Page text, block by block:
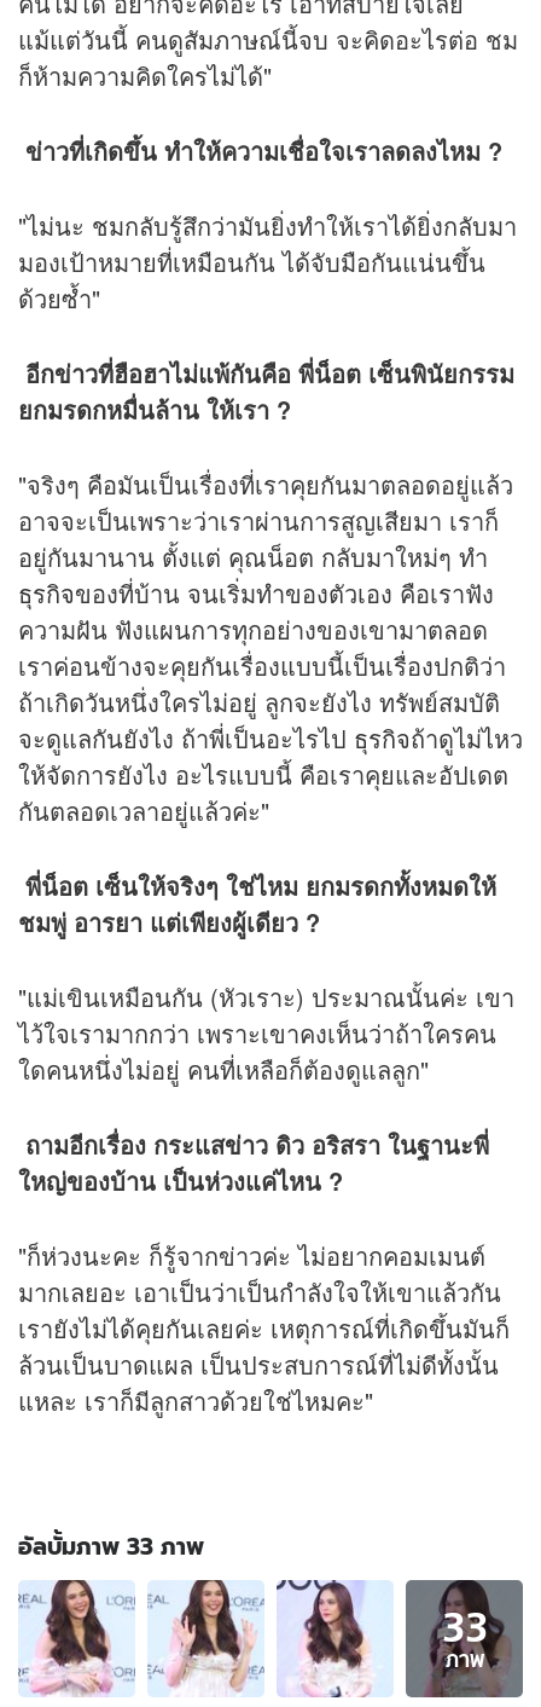
แม้แต่วันนี้ คนดูสัมภาษณ์นี้จบ จะคิดอะไรต่อ ชม
ก็ห้ามความคิดใครไม่ได้"
ข่าวที่เกิดขึ้น ทำให้ความเชื่อใจเราลดลงไหม ?
"ไม่นะ ชมกลับรู้สึกว่ามันยิ่งทำให้เราได้ยิ่งกลับมา
มองเป้าหมายที่เหมือนกัน ได้จับมือกันแน่นขึ้น
ด้วยซ้ำ"
อีกข่าวที่ฮือฮาไม่แพ้กันคือ พี่น็อต เซ็นพินัยกรรม
ยกมรดกหมื่นล้าน ให้เรา ?
"จริงๆ คือมันเป็นเรื่องที่เราคุยกันมาตลอดอยู่แล้ว
อาจจะเป็นเพราะว่าเราผ่านการสูญเสียมา เราก็
อยู่กันมานาน ตั้งแต่ คุณน็อต กลับมาใหม่ๆ ทำ
ธุรกิจของที่บ้าน จนเริ่มทำของตัวเอง คือเราฟัง
ความฝัน ฟังแผนการทุกอย่างของเขามาตลอด
เราค่อนข้างจะคุยกันเรื่องแบบนี้เป็นเรื่องปกติว่า
ถ้าเกิดวันหนึ่งใครไม่อยู่ ลูกจะยังไง ทรัพย์สมบัติ
จะดูแลกันยังไง ถ้าพี่เป็นอะไรไป ธุรกิจถ้าดูไม่ไหว
ให้จัดการยังไง อะไรแบบนี้ คือเราคุยและอัปเดต
กันตลอดเวลาอยู่แล้วค่ะ"
พี่น็อต เซ็นให้จริงๆ ใช่ไหม ยกมรดกทั้งหมดให้
ชมพู่ อารยา แต่เพียงผู้เดียว ?
"แม่เขินเหมือนกัน (หัวเราะ) ประมาณนั้นค่ะ เขา
ไว้ใจเรามากกว่า เพราะเขาคงเห็นว่าถ้าใครคน
ใดคนหนึ่งไม่อยู่ คนที่เหลือก็ต้องดูแลลูก"
ถามอีกเรื่อง กระแสข่าว ดิว อริสรา ในฐานะพี่
ใหญ่ของบ้าน เป็นห่วงแค่ไหน ?
"ก็ห่วงนะคะ ก็รู้จากข่าวค่ะ ไม่อยากคอมเมนต์
มากเลยอะ เอาเป็นว่าเป็นกำลังใจให้เขาแล้วกัน
เรายังไม่ได้คุยกันเลยค่ะ เหตุการณ์ที่เกิดขึ้นมันก็
ล้วนเป็นบาดแผล เป็นประสบการณ์ที่ไม่ดีทั้งนั้น
แหละ เราก็มีลูกสาวด้วยใช่ไหมคะ"
อัลบั้มภาพ 33 ภาพ
อัลบั้ม
ภาพ
ภาพ
ของ
33
ภาพ